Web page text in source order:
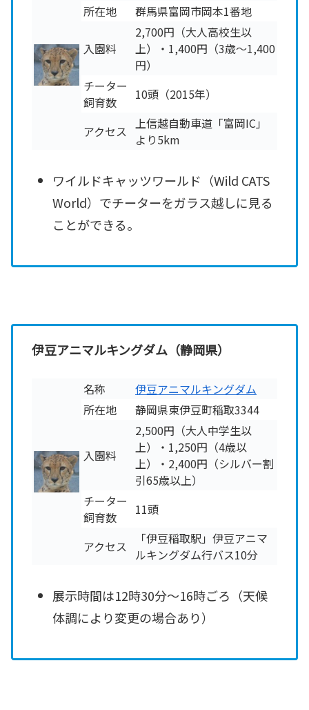
所在地
群馬県富岡市岡本1番地
入園料
2,700円（大人高校生以
上）・1,400円（3歳～1,400
円）
チーター
飼育数
10頭（2015年）
アクセス 上信越自動車道「富岡IC」
より5km
ワイルドキャッツワールド（Wild CATS
World）でチーターをガラス越しに見る
ことができる。
伊豆アニマルキングダム（静岡県）
名称
伊豆アニマルキングダム
所在地
静岡県東伊豆町稲取3344
入園料
2,500円（大人中学生以
上）・1,250円（4歳以
上）・2,400円（シルバー割
引65歳以上）
チーター
飼育数
11頭
アクセス
「伊豆稲取駅」伊豆アニマ
ルキングダム行バス10分
展示時間は12時30分～16時ごろ（天候
体調により変更の場合あり）